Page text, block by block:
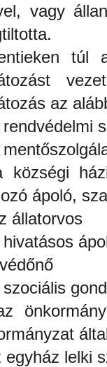
vagy
túl
az
községi
ápoló,
állatorvos
egyház lelki